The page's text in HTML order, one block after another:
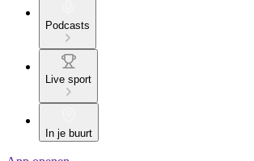
Podcasts
Live sport
In je buurt